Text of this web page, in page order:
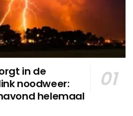
in de
noodweer:
helemaal